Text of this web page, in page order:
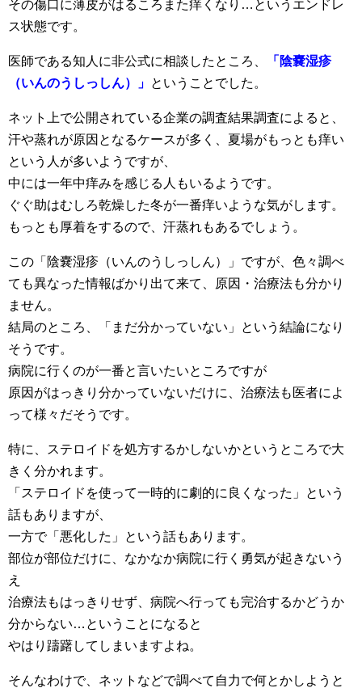
その傷口に薄皮がはるころまた痒くなり…というエンドレ
ス状態です。
医師である知人に非公式に相談したところ、
「陰嚢湿疹
（いんのうしっしん）」 ということでした。
ネット上で公開されている企業の調査結果調査によると、
汗や蒸れが原因となるケースが多く、夏場がもっとも痒い
という人が多いようですが、
中には一年中痒みを感じる人もいるようです。
ぐぐ助はむしろ乾燥した冬が一番痒いような気がします。
もっとも厚着をするので、汗蒸れもあるでしょう。
この「陰嚢湿疹（いんのうしっしん）」ですが、色々調べ
ても異なった情報ばかり出て来て、原因・治療法も分かり
ません。
結局のところ、「まだ分かっていない」という結論になり
そうです。
病院に行くのが一番と言いたいところですが
原因がはっきり分かっていないだけに、治療法も医者によ
って様々だそうです。
特に、ステロイドを処方するかしないかというところで大
きく分かれます。
「ステロイドを使って一時的に劇的に良くなった」という
話もありますが、
一方で「悪化した」という話もあります。
部位が部位だけに、なかなか病院に行く勇気が起きないう
え
治療法もはっきりせず、病院へ行っても完治するかどうか
分からない…ということになると
やはり躊躇してしまいますよね。
そんなわけで、ネットなどで調べて自力で何とかしようと